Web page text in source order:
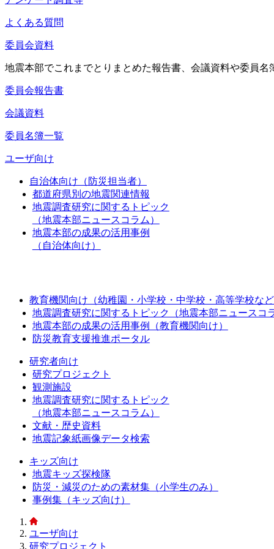
よくある質問
委員会資料
地震本部でこれまでとりまとめた報告書、会議資料や委員名
委員会報告書
会議資料
委員名簿一覧
ユーザ向け
自治体向け（防災担当者）
都道府県別の地震関連情報
地震調査研究に関するトピック
（地震本部ニュースコラム）
地震本部の成果の活用事例
（自治体向け）
教育機関向け（幼稚園・小学校・中学校・高等学校など
地震調査研究に関するトピック（地震本部ニュースコ
地震本部の成果の活用事例（教育機関向け）
防災教育支援推進ポータル
研究者向け
研究プロジェクト
観測施設
地震調査研究に関するトピック
（地震本部ニュースコラム）
文献・歴史資料
地震記象紙画像データ検索
キッズ向け
地震キッズ探検隊
防災・減災のための素材集（小学生のみ）
事例集（キッズ向け）
ユーザ向け
研究プロジェクト